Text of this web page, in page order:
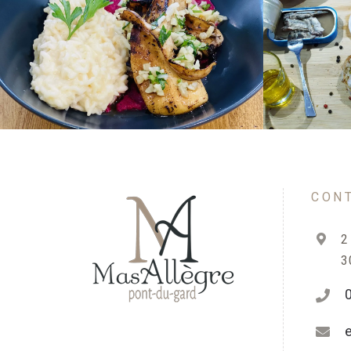
Seiche en persillade Risotto
d’Oignons doux
2